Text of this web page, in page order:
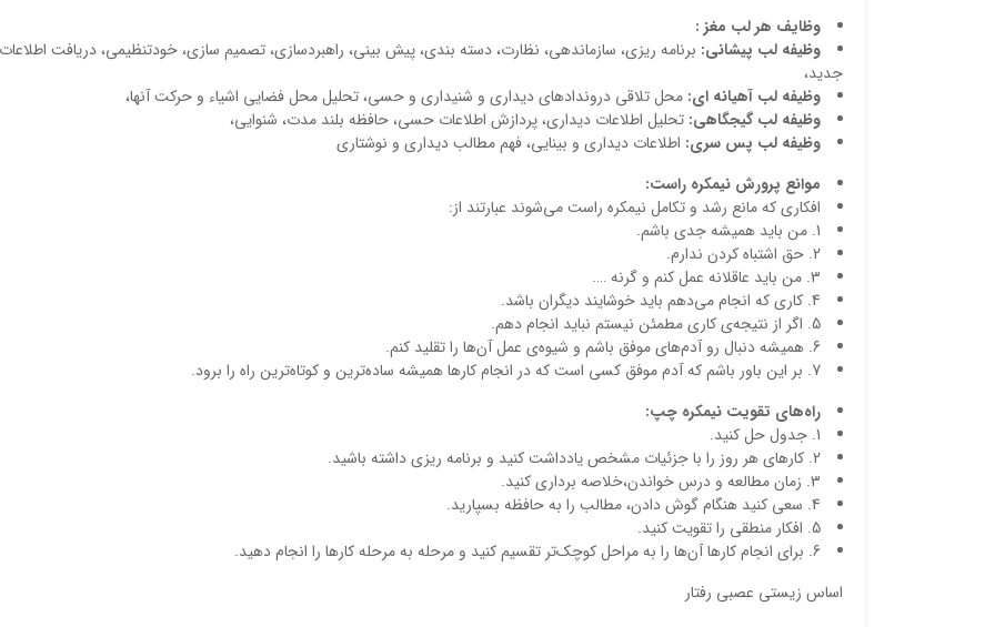
وظایف هر لب مغز :
وظیفه لب پیشانی: برنامه ریزی، سازماندهی، نظارت، دسته بندی، پیش بینی، راهبردسازی، تصمیم سازی، خودتنظیمی، دریافت اطلاعات
جدید،
وظیفه لب آهیانه ای: محل تلاقی دروندادهای دیداری و شنیداری و حسی، تحلیل محل فضایی اشیاء و حرکت آنها،
وظیفه لب گیجگاهی: تحلیل اطلاعات دیداری، پردازش اطلاعات حسی، حافظه بلند مدت، شنوایی،
وظیفه لب پس سری: اطلاعات دیداری و بینایی، فهم مطالب دیداری و نوشتاری
موانع پرورش نیمکره‌ راست:
افكاري كه مانع رشد و تكامل نیمکره‌ راست می‌شوند عبارتند از:
1. من بايد هميشه جدي باشم.
2. حق اشتباه كردن ندارم.
3. من بايد عاقلانه عمل كنم و گرنه ….
4. كاري كه انجام می‌دهم بايد خوشايند ديگران باشد.
5. اگر از نتیجه‌ی كاري مطمئن نيستم نبايد انجام دهم.
6. هميشه دنبال رو آدم‌های موفق باشم و شیوه‌ی عمل آن‌ها را تقليد كنم.
7. بر اين باور باشم كه آدم موفق كسي است كه در انجام كارها هميشه ساده‌ترین و کوتاه‌ترین راه را برود.
راه‌های تقويت نیمکره‌ چپ:
1. جدول حل كنيد.
2. كارهاي هر روز را با جزئيات مشخص يادداشت كنيد و برنامه ريزي داشته باشيد.
3. زمان مطالعه و درس خواندن،خلاصه برداري كنيد.
4. سعي كنيد هنگام گوش دادن، مطالب را به حافظه بسپاريد.
5. افكار منطقي را تقويت كنيد.
6. براي انجام كارها آن‌ها را به مراحل کوچک‌تر تقسيم كنيد و مرحله به مرحله كارها را انجام دهيد.
اساس زیستی عصبی رفتار